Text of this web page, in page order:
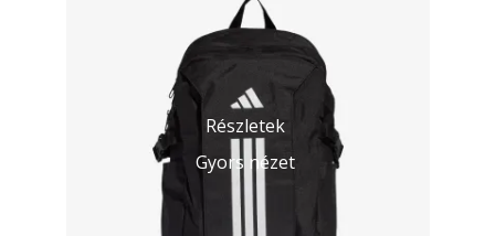
Részletek
Gyors nézet